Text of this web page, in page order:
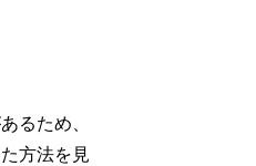
るため、
方法を見